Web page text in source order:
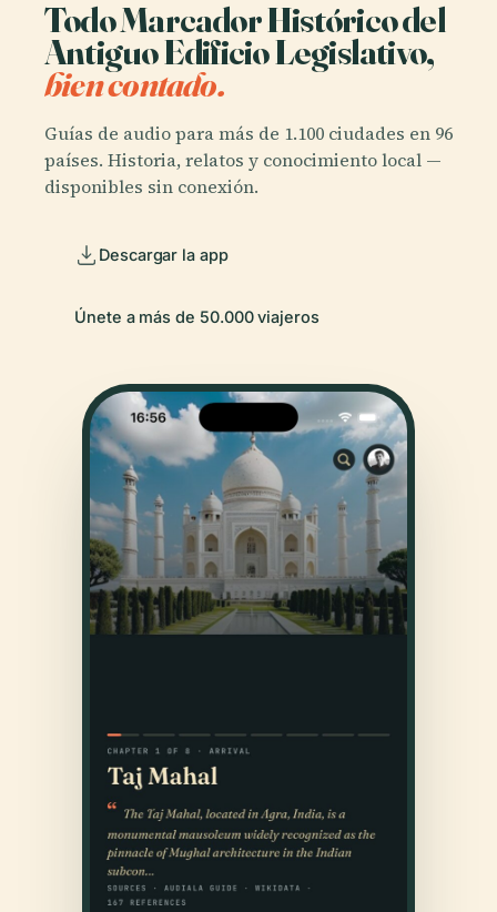
Todo Marcador Histórico del
Antiguo Edificio Legislativo,
bien contado.
Guías de audio para más de 1.100 ciudades en 96
países. Historia, relatos y conocimiento local —
disponibles sin conexión.
Descargar la app
Únete a más de 50.000 viajeros